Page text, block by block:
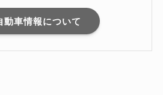
動車情報について